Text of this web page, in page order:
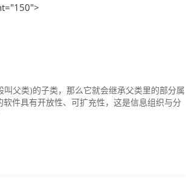
父类)的子类，那么它就会继承父类里的部分属
件具有开放性、可扩充性，这是信息组织与分